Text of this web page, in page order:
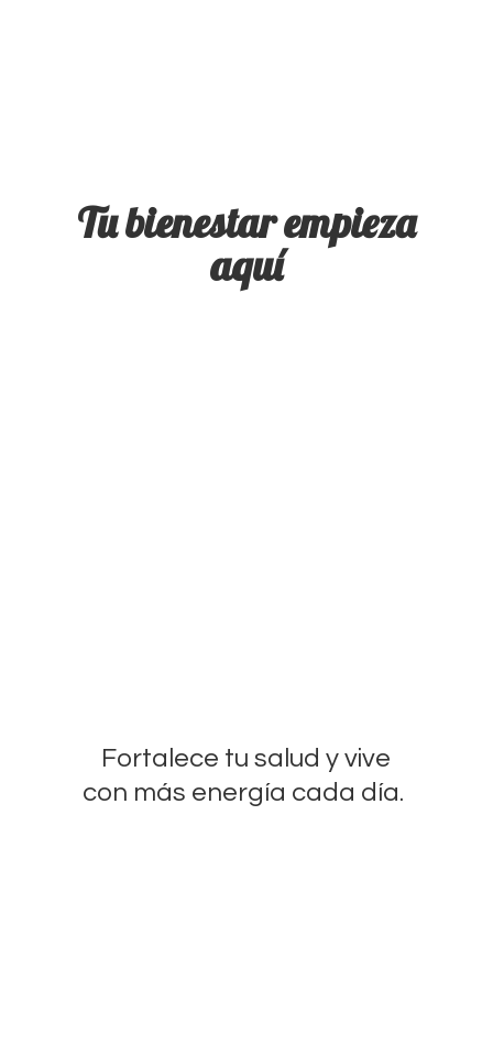
Tu bienestarempieza
aquí
Fortalece tu salud y vive
con más energía cada día.